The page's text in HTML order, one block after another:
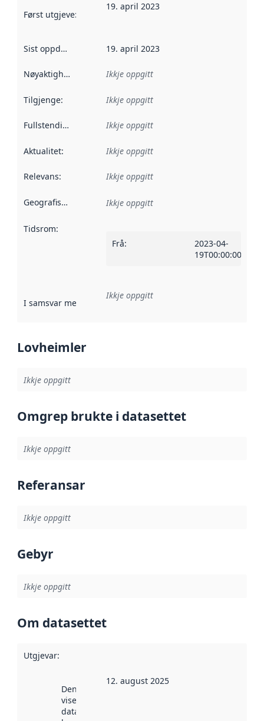
Først utgjeve: Denne datoen seier når dataa i dette
19. april 2023
Sist oppdatert 19. april 2023
Nøyaktigheit Ikkje oppgitt
Tilgjenge: Ikkje oppgitt
Fullstendigheit Ikkje oppgitt
Aktualitet: Ikkje oppgitt
Relevans: Ikkje oppgitt
Geografisk område Ikkje oppgitt
Tidsrom:
Frå:
2023-04-
19T00:00:00Z
I samsvar med Referanse til ei implementeringsregel eller
Ikkje oppgitt
Lovheimler
Ikkje oppgitt
Omgrep brukte i datasettet
Ikkje oppgitt
Referansar
Ikkje oppgitt
Gebyr
Ikkje oppgitt
Om datasettet
Utgjevar:
Denne datoen
viser når
datasettet vart
12. august 2025